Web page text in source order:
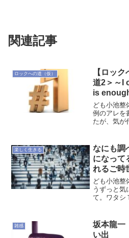
関連記事
ロックへの道（仮）
【ロッ
道2＞～I
is
ども小池整
例のアレを
たが、気が
でもあり多
は期待して
楽しく生きる
なにも調
になって
れるご時
ども小池整
うずっと気
て。ワタシ
かやっぱり
主に暑いと
雑感
坂本龍一
い出